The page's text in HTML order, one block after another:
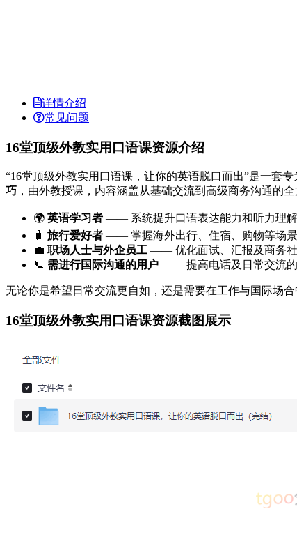
详情介绍
常见问题
16堂顶级外教实用口语课资源介绍
“16堂顶级外教实用口语课，让你的英语脱口而出”是一套
巧 ，由外教授课，内容涵盖从基础交流到高级商务沟通的
🌍 英语学习者 —— 系统提升口语表达能力和听力理解
🧳 旅行爱好者 —— 掌握海外出行、住宿、购物等场
💼 职场人士与外企员工 —— 优化面试、汇报及商务
📞 需进行国际沟通的用户 —— 提高电话及日常交流
无论你是希望日常交流更自如，还是需要在工作与国际场
16堂顶级外教实用口语课资源截图展示